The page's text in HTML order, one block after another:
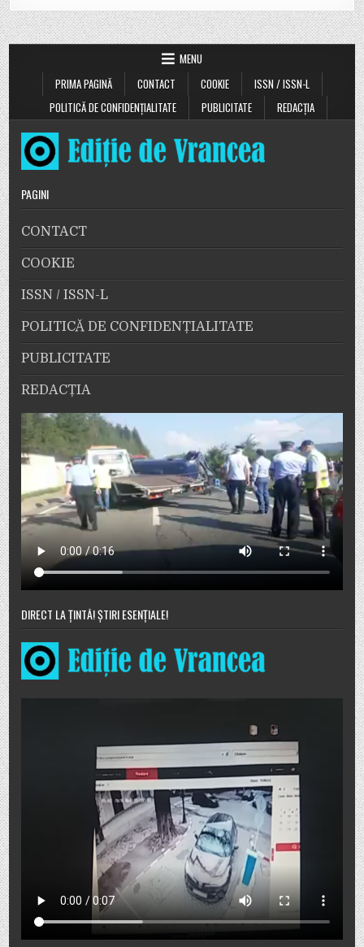
MENU
PRIMA PAGINĂ
CONTACT COOKIE
ISSN / ISSN-L
POLITICĂ DE CONFIDENȚIALITATE
PUBLICITATE REDACȚIA
PAGINI
CONTACT
COOKIE
ISSN / ISSN-L
POLITICĂ DE CONFIDENȚIALITATE
PUBLICITATE
REDACȚIA
DIRECT LA ȚINTĂ! ȘTIRI ESENȚIALE!